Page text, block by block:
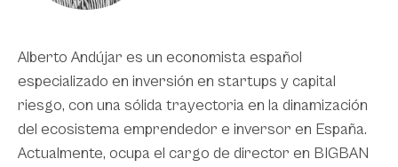
Alberto Andújar es un economista español
especializado en inversión en startups y capital
riesgo, con una sólida trayectoria en la dinamización
del ecosistema emprendedor e inversor en España.
Actualmente, ocupa el cargo de director en BIGBAN